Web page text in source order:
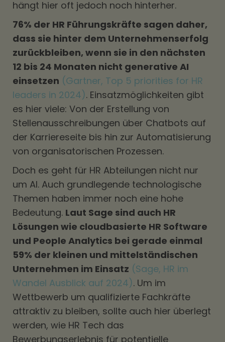
hängt hier oft jedoch noch hinterher.
76% der HR Führungskräfte sagen daher,
dass sie hinter dem Unternehmenserfolg
zurückbleiben, wenn sie in den nächsten
12 bis 24 Monaten nicht generative AI
einsetzen (Gartner, Top 5 priorities for HR
leaders in 2024). Einsatzmöglichkeiten gibt
es hier viele: Von der Erstellung von
Stellenausschreibungen über Chatbots auf
der Karriereseite bis hin zur Automatisierung
von organisatorischen Prozessen.
Doch es geht für HR Abteilungen nicht nur
um AI. Auch grundlegende technologische
Themen haben immer noch eine hohe
Bedeutung. Laut Sage sind auch HR
Lösungen wie cloudbasierte HR Software
und People Analytics bei gerade einmal
59% der kleinen und mittelständischen
Unternehmen im Einsatz (Sage, HR im
Wandel Ausblick auf 2024). Um im
Wettbewerb um qualifizierte Fachkräfte
attraktiv zu bleiben, sollte auch hier überlegt
werden, wie HR Tech das
Bewerbungserlebnis für potentielle